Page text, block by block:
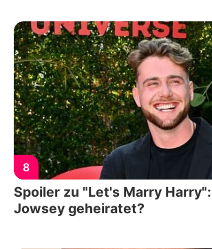
8
Spoiler zu "Let's Marry
Jowsey geheiratet?